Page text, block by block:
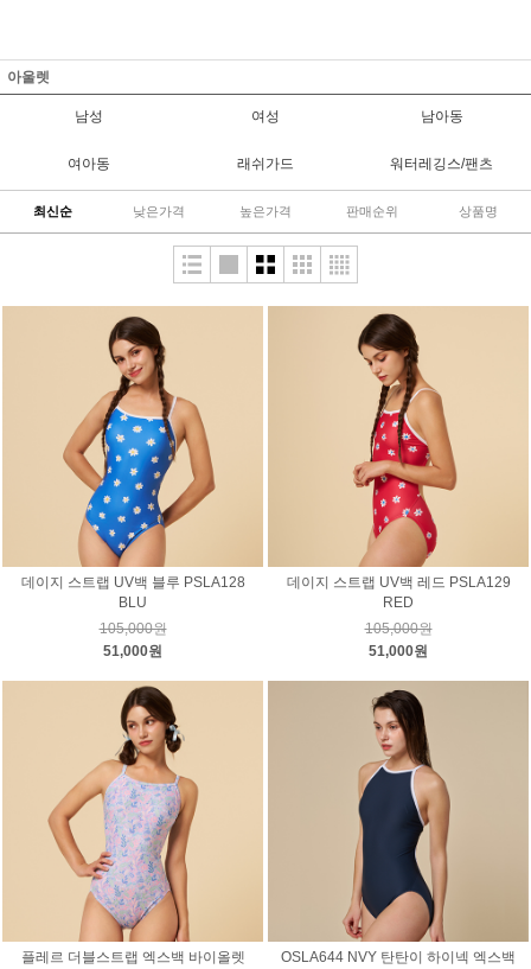
아울렛
남성 여성 남아동
여아동 래쉬가드 워터레깅스/팬츠
최신순 낮은가격 높은가격 판매순위 상품명
데이지 스트랩 UV백 블루 PSLA128
BLU
105,000원
51,000원
데이지 스트랩 UV백 레드 PSLA129
RED
105,000원
51,000원
플레르 더블스트랩 엑스백 바이올렛
OSLA644 NVY 탄탄이 하이넥 엑스백